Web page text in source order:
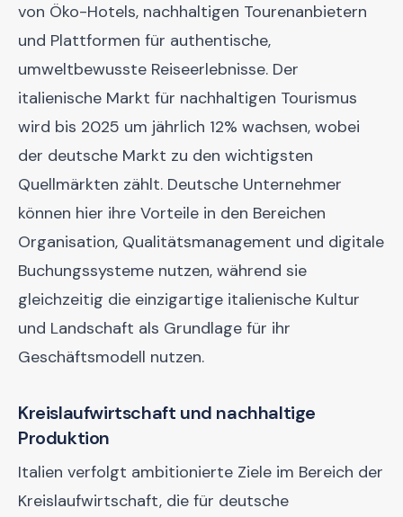
von Öko-Hotels, nachhaltigen Tourenanbietern
und Plattformen für authentische,
umweltbewusste Reiseerlebnisse. Der
italienische Markt für nachhaltigen Tourismus
wird bis 2025 um jährlich 12% wachsen, wobei
der deutsche Markt zu den wichtigsten
Quellmärkten zählt. Deutsche Unternehmer
können hier ihre Vorteile in den Bereichen
Organisation, Qualitätsmanagement und digitale
Buchungssysteme nutzen, während sie
gleichzeitig die einzigartige italienische Kultur
und Landschaft als Grundlage für ihr
Geschäftsmodell nutzen.
Kreislaufwirtschaft und nachhaltige
Produktion
Italien verfolgt ambitionierte Ziele im Bereich der
Kreislaufwirtschaft, die für deutsche